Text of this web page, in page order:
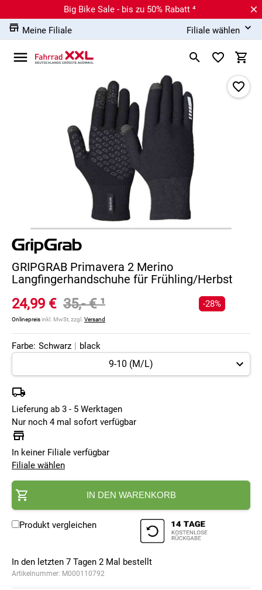
Big Bike Sale - bis zu 50% Rabatt ⁴
Meine Filiale
Filiale wählen
GRIPGRAB Primavera 2 Merino
Langfingerhandschuhe für Frühling/Herbst
24,99 € 35,- €¹
Onlinepreisinkl. MwSt, zzgl. Versand
-28%
Farbe: Schwarz | black
Lieferung ab 3 - 5 Werktagen
Nur noch 4 mal sofort verfügbar
In keiner Filiale verfügbar
Filiale wählen
IN DEN WARENKORB
Produkt vergleichen
In den letzten 7 Tagen 2 Mal bestellt
Artikelnummer: M000110792